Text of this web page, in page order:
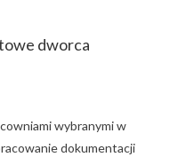
dworca
wybranymi w
dokumentacji